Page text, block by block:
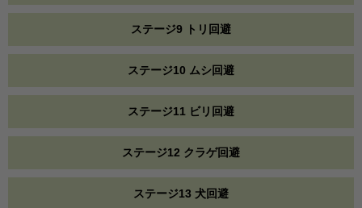
ステージ9 トリ回避
ステージ10 ムシ回避
ステージ11 ビリ回避
ステージ12 クラゲ回避
ステージ13 犬回避